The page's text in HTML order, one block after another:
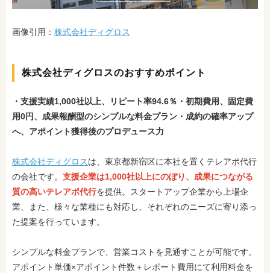
画像引用： 株式会社ディグロス
株式会社ディグロスのおすすめポイント
・支援実績1,000社以上、リピート率94.6％ ・初期費用、固定費
用0円、成果報酬型のシンプルな料金プラン ・成約の確率アップ
へ、アポイント獲得後のプロデュース力
株式会社ディグロスは、東京都新宿区に本社を置くテレアポ代行
の会社です。 支援企業は1,000社以上にのぼり、成果につながる
質の高いテレアポ代行を提供。スタートアップ企業から上場企
業、また、様々な業種にも対応し、それぞれのニーズに寄り添っ
た提案を行っています。
シンプルな料金プランで、営業コストを見通すことが可能です。
アポイント単価×アポイント件数＋レポート費用にて利用料金を